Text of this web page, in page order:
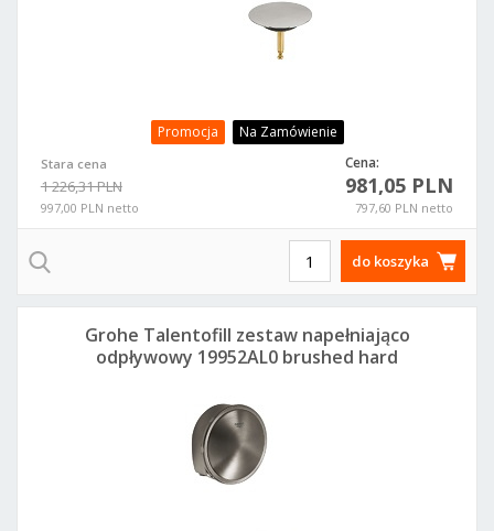
Promocja Na Zamówienie
Stara cena
1 226,31 PLN
997,00 PLN netto
Cena:
981,05 PLN
797,60 PLN netto
do koszyka
Grohe Talentofill zestaw napełniająco
odpływowy 19952AL0 brushed hard